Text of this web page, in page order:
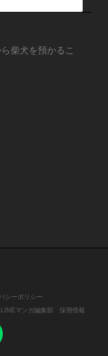
柴犬を預かるこ
シーポリシー
マンガ編集部
採用情報